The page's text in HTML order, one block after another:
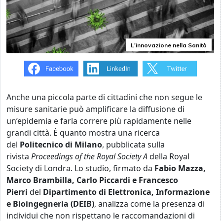
L'innovazione nella Sanità
Anche una piccola parte di cittadini che non segue le
misure sanitarie può amplificare la diffusione di
un’epidemia e farla correre più rapidamente nelle
grandi città. È quanto mostra una ricerca
del Politecnico di Milano, pubblicata sulla
rivista Proceedings of the Royal Society Adella Royal
Society di Londra. Lo studio, firmato da Fabio Mazza,
Marco Brambilla, Carlo Piccardi e Francesco
Pierri del Dipartimento di Elettronica, Informazione
e Bioingegneria (DEIB), analizza come la presenza di
individui che non rispettano le raccomandazioni di